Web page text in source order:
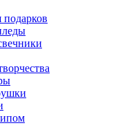
подарков